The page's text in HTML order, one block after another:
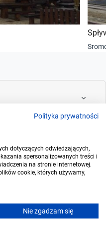
Polityka prywatności
dotyczących odwiedzających,
spersonalizowanych treści i
na stronie internetowej.
cookie, których używamy,
Nie zgadzam się